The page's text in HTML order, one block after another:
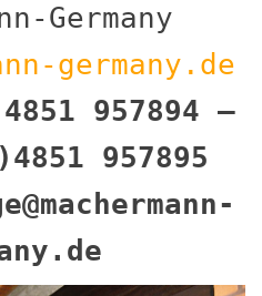
Germany
germany.de
957894 –
957895